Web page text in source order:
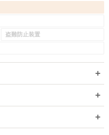
盗難防止装置